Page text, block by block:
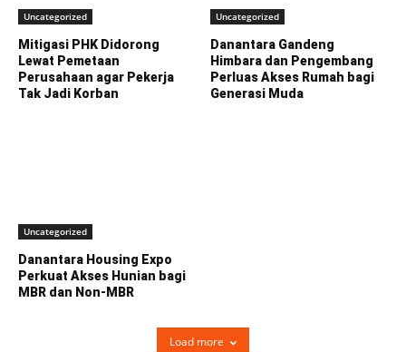
Uncategorized
Mitigasi PHK Didorong
Lewat Pemetaan
Perusahaan agar Pekerja
Tak Jadi Korban
Uncategorized
Danantara Gandeng
Himbara dan Pengembang
Perluas Akses Rumah bagi
Generasi Muda
Uncategorized
Danantara Housing Expo
Perkuat Akses Hunian bagi
MBR dan Non-MBR
Load more